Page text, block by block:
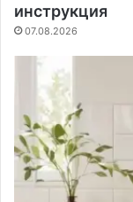
инструкция
07.08.2026